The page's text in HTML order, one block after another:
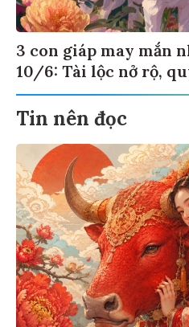
3 con giáp may mắn
10/6: Tài lộc nở rộ,
Tin nên đọc